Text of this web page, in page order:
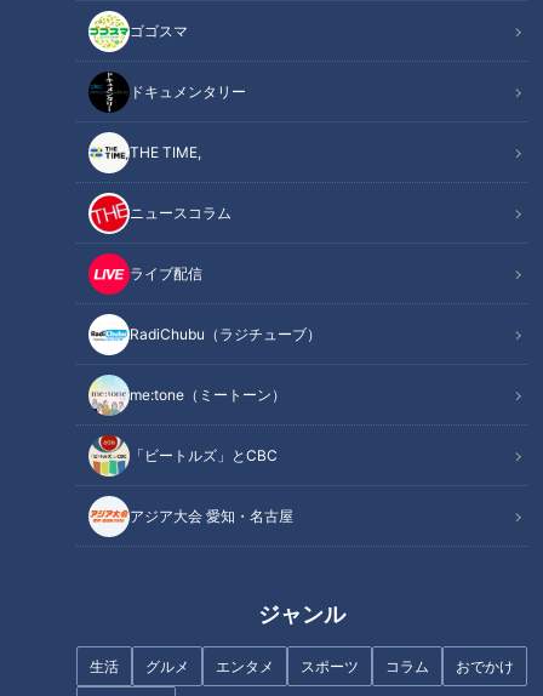
ゴゴスマ
ドキュメンタリー
THE TIME,
ニュースコラム
ライブ配信
RadiChubu（ラジチューブ）
me:tone（ミートーン）
「ビートルズ」とCBC
アジア大会 愛知・名古屋
ジャンル
生活 グルメ エンタメ スポーツ コラム おでかけ
記事に戻る
この記事を見たあなたへのおすすめ
夏に食べたい！健康パワー盛り
だくさんの食材とは！？
中華「仙楽」名物“ハオユー麺”
スーパーよりお得！？ドラッグ
進化が止まらない！東海地方の